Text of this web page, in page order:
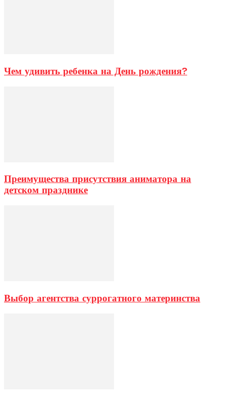
Чем удивить ребенка на День рождения?
Преимущества присутствия аниматора на
детском празднике
Выбор агентства суррогатного материнства